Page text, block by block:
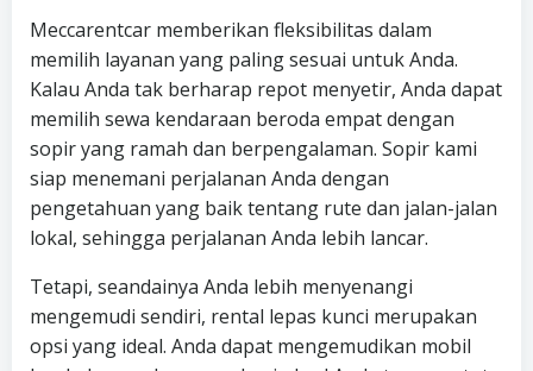
Meccarentcar memberikan fleksibilitas dalam
memilih layanan yang paling sesuai untuk Anda.
Kalau Anda tak berharap repot menyetir, Anda dapat
memilih sewa kendaraan beroda empat dengan
sopir yang ramah dan berpengalaman. Sopir kami
siap menemani perjalanan Anda dengan
pengetahuan yang baik tentang rute dan jalan-jalan
lokal, sehingga perjalanan Anda lebih lancar.
Tetapi, seandainya Anda lebih menyenangi
mengemudi sendiri, rental lepas kunci merupakan
opsi yang ideal. Anda dapat mengemudikan mobil